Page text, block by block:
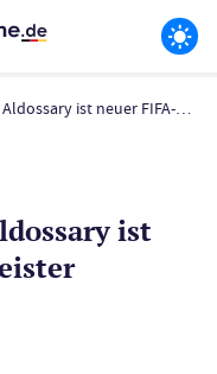
ist neuer FIFA-18-Weltmeister
ist